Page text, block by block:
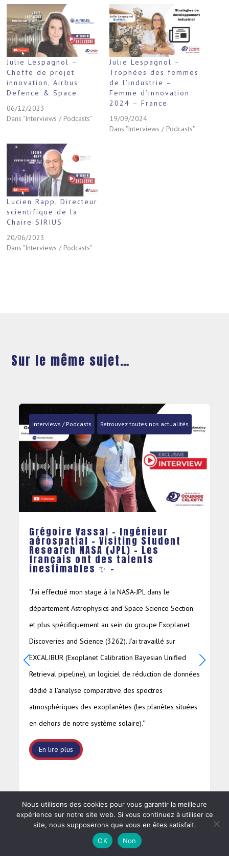
Julie Lespagnol –
Cheffe de projet
innovation, Airbus
Defence & Space.
06/12/2023
Dans "Interviews / Podcasts"
Julie Lespagnol –
Trophées des femmes
de l’industrie –
Femme d’innovation
2024 – France
19/09/2024
Dans "Interviews / Podcasts"
Lucien Rapp, Directeur
scientifique de la
Chaire SIRIUS
20/06/2023
Dans "Interviews / Podcasts"
Sur le même sujet…
Interviews / Podcasts Retrouvez toutes nos actualités
Valentin Gaucher – Ingénieur
aérospatial – Visiting Student
Research NASA (JPL) – Les
français ont des talents
inestimables ✨ –
J’ai travaillé sur le déploiement du futur hélicoptère
martien, nommé Chopper, sous la tutelle entre autre de
Jeff Delaune que vous avez interviewé. L’objectif du
stage était de développer, tester et valider un
algorithme de déploiement du dit hélicoptère depuis
un jetpack pour un déploiement sûr et robuste aux
conditions martiennes. J’y ai développé un algorithme
de contrôle en temps réel que j’ai déployé et testé en
soufflerie afin de le valider.
En lire plus
Nous utilisons des cookies pour vous garantir la meilleure
expérience sur notre site web. Si vous continuez à utiliser ce
site, nous supposerons que vous en êtes satisfait.
OK
Non